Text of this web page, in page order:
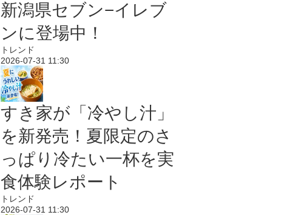
新潟県セブン−イレブ
ンに登場中！
トレンド
2026-07-31 11:30
すき家が「冷やし汁」
を新発売！夏限定のさ
っぱり冷たい一杯を実
食体験レポート
トレンド
2026-07-31 11:30